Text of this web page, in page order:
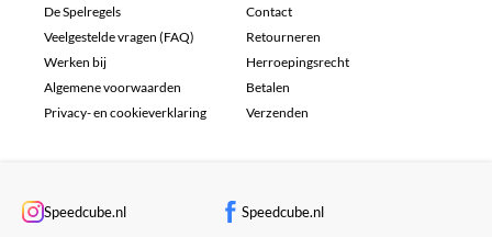
De Spelregels
Veelgestelde vragen (FAQ)
Werken bij
Algemene voorwaarden
Privacy- en cookieverklaring
Contact
Retourneren
Herroepingsrecht
Betalen
Verzenden
Speedcube.nl Speedcube.nl